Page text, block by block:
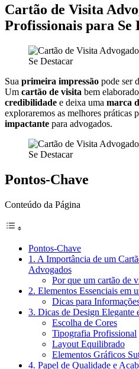
Cartão de Visita
Profissionais para Se
Sua primeira impressão pode ser
Um cartão de visita bem
credibilidade e deixa uma marca
exploraremos as melhores práticas
impactante para advogados.
Pontos-Chave
Conteúdo da Página
Pontos-Chave
1. A Importância de um
Advogados
Por que um cartão de
2. Elementos Essenciais em
Dicas para
3. Dicas de Design Elegante
Escolha de Cores
Tipografia Profissional
Layout Equilibrado
Elementos Gráficos
4. Papel de Qualidade e